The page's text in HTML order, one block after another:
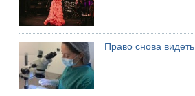
Право снова видеть